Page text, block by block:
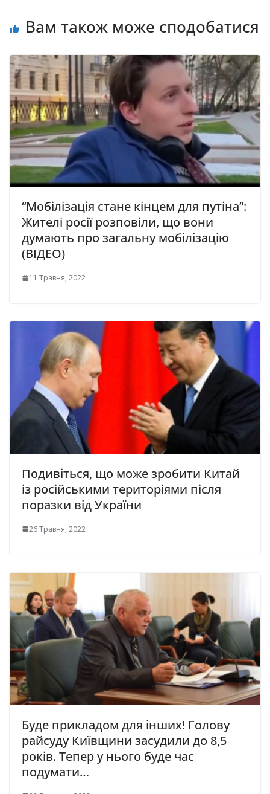
Вам також може сподобатися
“Мобілізація стане кінцем для путіна”:
Жителі росії розповіли, що вони
думають про загальну мобілізацію
(ВІДЕО)
11 Травня, 2022
Подивіться, що може зробити Китай
із російськими територіями після
поразки від України
26 Травня, 2022
Буде прикладом для інших! Голову
райсуду Київщини засудили до 8,5
років. Тепер у нього буде час
подумати…